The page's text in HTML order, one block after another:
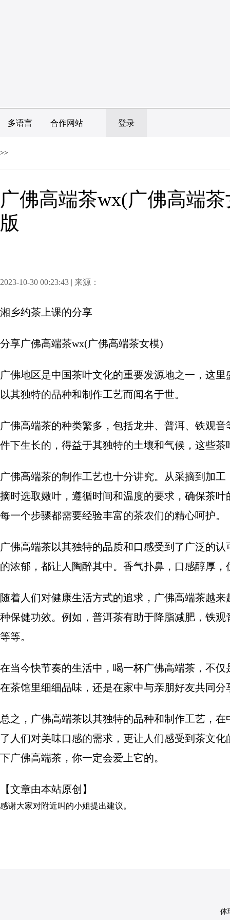
多语言 合作网站 登录
>>
广佛高端茶wx(广佛高端
版
2023-10-30 00:23:43 | 来源：
湘乡约茶上课的分享
分享广佛高端茶wx(广佛高端茶女模)
广佛地区是中国茶叶文化的重要发源地之一，这
以其独特的品种和制作工艺而闻名于世。
广佛高端茶的种类繁多，包括龙井、普洱、铁观
件下生长的，得益于其独特的土壤和气候，这些
广佛高端茶的制作工艺也十分讲究。从采摘到加
摘时选取嫩叶，遵循时间和温度的要求，确保茶
每一个步骤都需要经验丰富的茶农们的精心呵护。
广佛高端茶以其独特的品质和口感受到了广泛的
的浓郁，都让人陶醉其中。香气扑鼻，口感醇厚
随着人们对健康生活方式的追求，广佛高端茶越
种保健功效。例如，普洱茶有助于降脂减肥，铁
等等。
在当今快节奏的生活中，喝一杯广佛高端茶，不
在茶馆里细细品味，还是在家中与亲朋好友共同
总之，广佛高端茶以其独特的品种和制作工艺，
了人们对美味口感的需求，更让人们感受到茶文
下广佛高端茶，你一定会爱上它的。
【文章由本站原创】
感谢大家对附近叫的小姐提出建议。
体